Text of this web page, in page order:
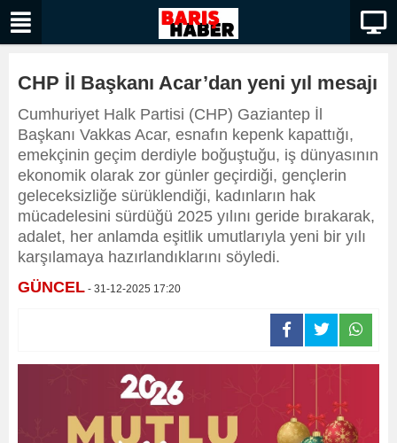
CHP İl Başkanı Acar’dan yeni yıl mesajı
Cumhuriyet Halk Partisi (CHP) Gaziantep İl
Başkanı Vakkas Acar, esnafın kepenk kapattığı,
emekçinin geçim derdiyle boğuştuğu, iş dünyasının
ekonomik olarak zor günler geçirdiği, gençlerin
geleceksizliğe sürüklendiği, kadınların hak
mücadelesini sürdüğü 2025 yılını geride bırakarak,
adalet, her anlamda eşitlik umutlarıyla yeni bir yılı
karşılamaya hazırlandıklarını söyledi.
GÜNCEL - 31-12-2025 17:20